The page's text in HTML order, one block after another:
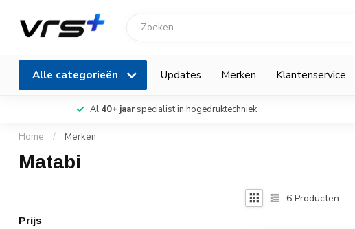
Alle categorieën Updates Merken Klantenservice
Al 40+ jaarspecialist in hogedruktechniek
Home / Merken
Matabi
Prijs
6 Producten